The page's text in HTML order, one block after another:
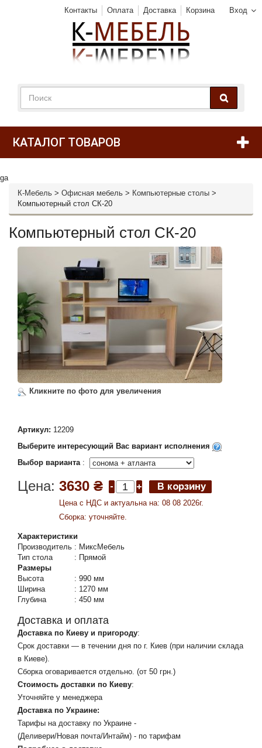
Вход
Контакты Оплата Доставка Корзина
КАТАЛОГ ТОВАРОВ
ga
К-Мебель > Офисная мебель > Компьютерные столы >
Компьютерный стол СК-20
Компьютерный стол СК-20
Кликните по фото для увеличения
Артикул: 12209
Выберите интересующий Вас вариант исполнения
Выбор варианта:
Цена: 3630 ₴
Цена c НДС и актуальна на: 08 08 2026г.
Сборка: уточняйте.
Характеристики
Производитель : МиксМебель
Тип стола
: Прямой
Размеры
Высота
: 990 мм
Ширина
: 1270 мм
Глубина
: 450 мм
Доставка и оплата
Доставка по Киеву и пригороду:
Срок доставки — в течении дня по г. Киев (при наличии склада
в Киеве).
Сборка оговаривается отдельно. (от 50 грн.)
Стоимость доставки по Киеву:
Уточняйте у менеджера
Доставка по Украине:
Тарифы на доставку по Украине -
(Деливери/Новая почта/Интайм) - по тарифам